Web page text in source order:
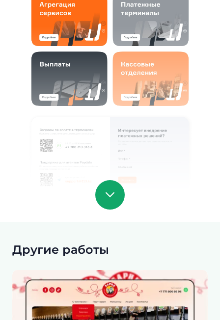
Другие работы